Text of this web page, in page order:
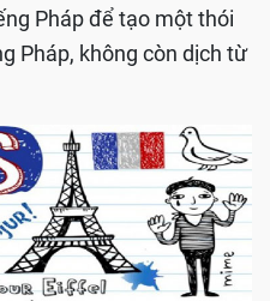
Pháp để tạo một thói
Pháp, không còn dịch từ